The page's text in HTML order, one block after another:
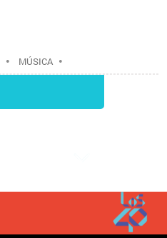
• MÚSICA •